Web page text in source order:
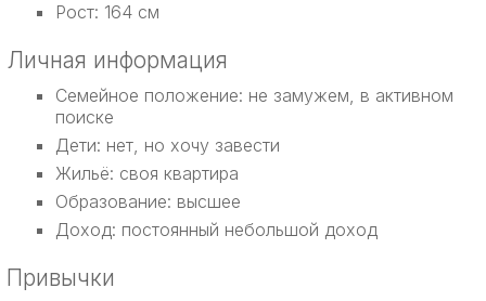
Рост: 164 см
Личная информация
Семейное положение: не замужем, в активном
поиске
Дети: нет, но хочу завести
Жильё: своя квартира
Образование: высшее
Доход: постоянный небольшой доход
Привычки